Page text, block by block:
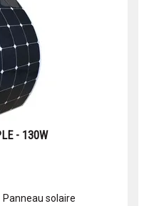
- 130W
solaire